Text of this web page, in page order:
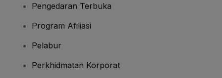
Pengedaran Terbuka
Program Afiliasi
Pelabur
Perkhidmatan Korporat